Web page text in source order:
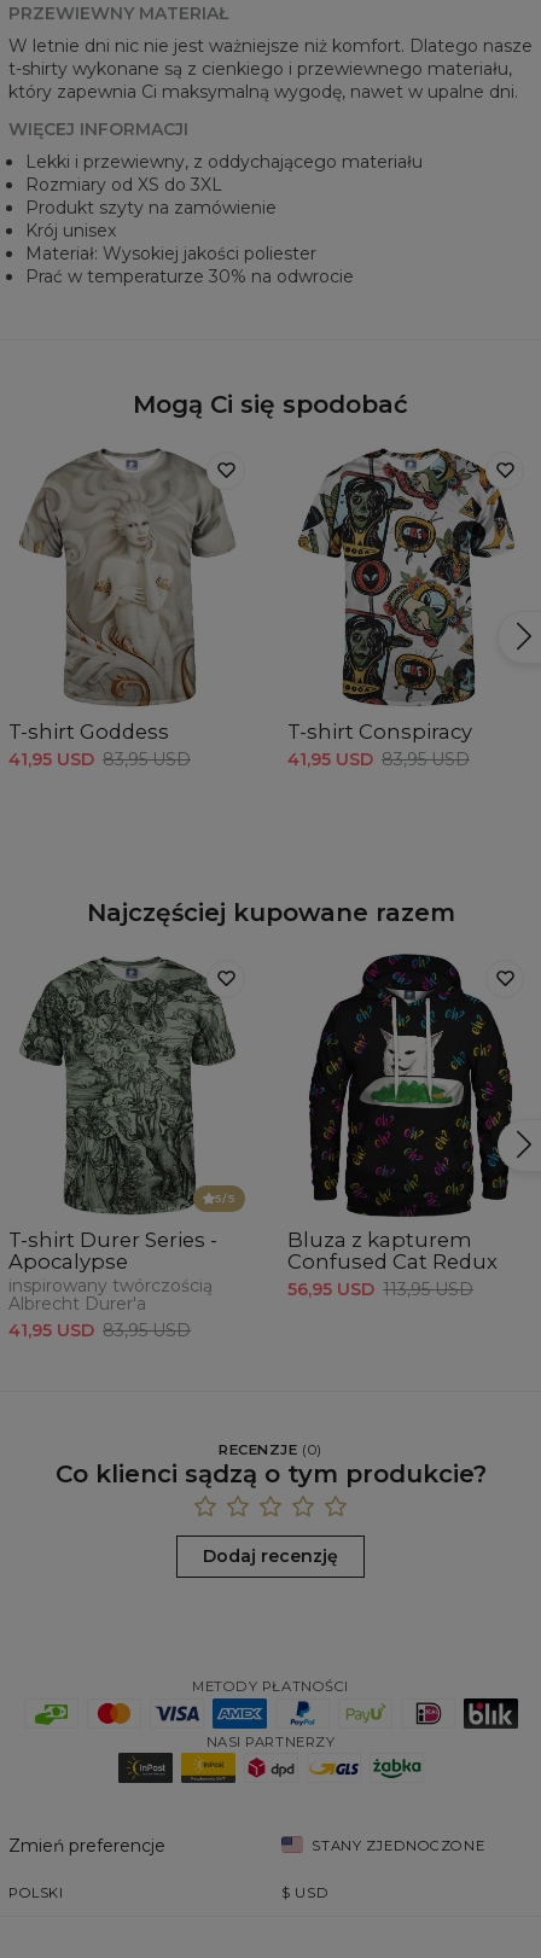
PRZEWIEWNY MATERIAŁ
W letnie dni nic nie jest ważniejsze niż komfort. Dlatego nasze
t-shirty wykonane są z cienkiego i przewiewnego materiału,
który zapewnia Ci maksymalną wygodę, nawet w upalne dni.
WIĘCEJ INFORMACJI
Lekki i przewiewny, z oddychającego materiału
Rozmiary od XS do 3XL
Produkt szyty na zamówienie
Krój unisex
Materiał: Wysokiej jakości poliester
Prać w temperaturze 30% na odwrocie
Mogą Ci się spodobać
T-shirt Goddess
41,95 USD 83,95 USD
T-shirt Conspiracy
41,95 USD 83,95 USD
Najczęściej kupowane razem
5/5
T-shirt Durer Series -
Apocalypse
inspirowany twórczością
Albrecht Durer'a
41,95 USD 83,95 USD
Bluza z kapturem
Confused Cat Redux
56,95 USD 113,95 USD
RECENZJE (0)
Co klienci sądzą o tym produkcie?
Dodaj recenzję
METODY PŁATNOŚCI
NASI PARTNERZY
Zmień preferencje STANY ZJEDNOCZONE
POLSKI $ USD